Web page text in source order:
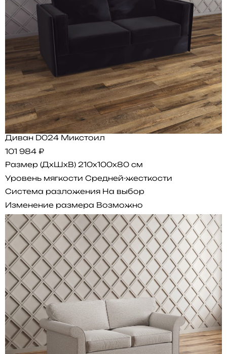
Диван D024 Микстоил
101 984 ₽
Размер (ДхШхВ) 210x100x80 см
Уровень мягкости Средней-жесткости
Система разложения На выбор
Изменение размера Возможно